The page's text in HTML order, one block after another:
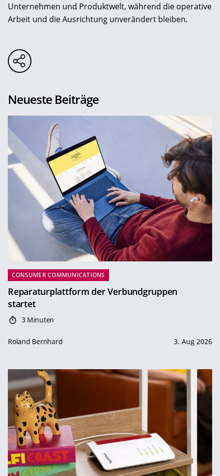
Unternehmen und Produktwelt, während die operative
Arbeit und die Ausrichtung unverändert bleiben.
Neueste Beiträge
CONSUMER COMMUNICATIONS
Reparaturplattform der Verbundgruppen
startet
3 Minuten
Roland Bernhard 3. Aug 2026